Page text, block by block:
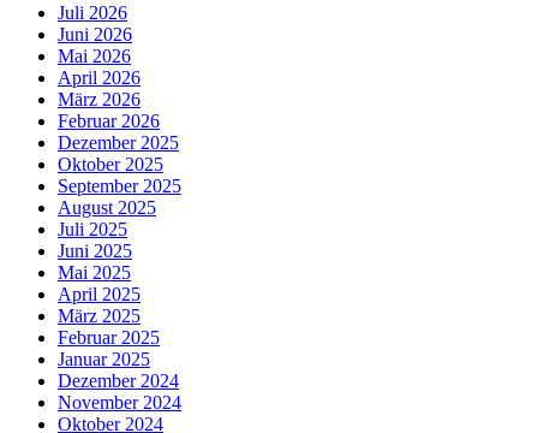
Juli 2026
Juni 2026
Mai 2026
April 2026
März 2026
Februar 2026
Dezember 2025
Oktober 2025
September 2025
August 2025
Juli 2025
Juni 2025
Mai 2025
April 2025
März 2025
Februar 2025
Januar 2025
Dezember 2024
November 2024
Oktober 2024